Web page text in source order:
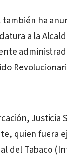
ha
a la
Justicia
quien fuera
del Tabaco